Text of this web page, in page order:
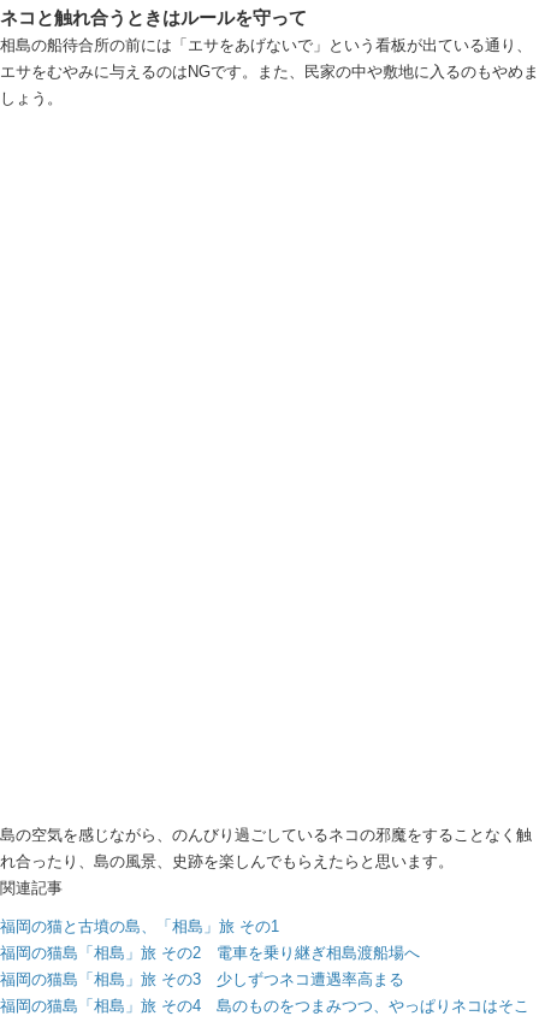
ネコと触れ合うときはルールを守って
相島の船待合所の前には「エサをあげないで」という看板が出ている通り、
エサをむやみに与えるのはNGです。また、民家の中や敷地に入るのもやめま
しょう。
島の空気を感じながら、のんびり過ごしているネコの邪魔をすることなく触
れ合ったり、島の風景、史跡を楽しんでもらえたらと思います。
関連記事
福岡の猫と古墳の島、「相島」旅 その1
福岡の猫島「相島」旅 その2 電車を乗り継ぎ相島渡船場へ
福岡の猫島「相島」旅 その3 少しずつネコ遭遇率高まる
福岡の猫島「相島」旅 その4 島のものをつまみつつ、やっぱりネコはそこ